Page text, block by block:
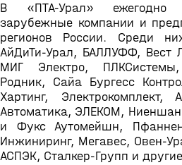
В «ПТА-Урал» ежегодно
зарубежные компании и
регионов России. Среди
АйДиТи-Урал, БАЛЛУФФ, Вест
МИГ Электро,
Родник, Сайа Бургесс
Хартинг,
Автоматика, ЭЛЕКОМ,
и Фукс Аутомейшн,
Инжиниринг, Мегавес, Овен-
АСПЭК, Сталкер-Групп и